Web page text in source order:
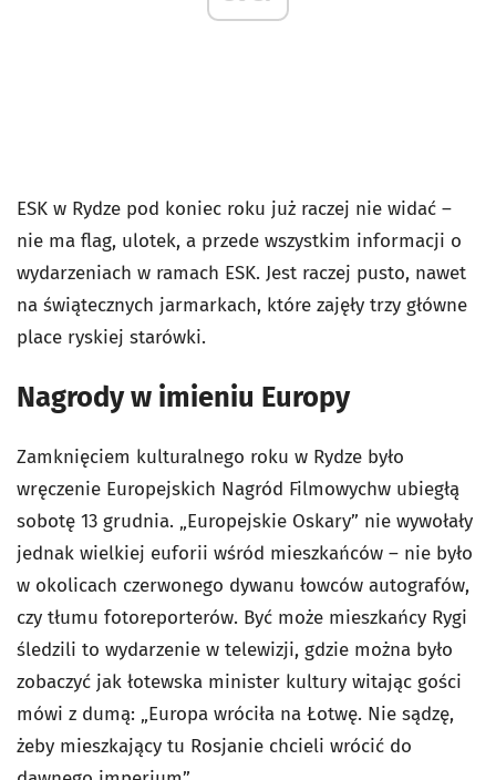
ESK w Rydze pod koniec roku już raczej nie widać –
nie ma flag, ulotek, a przede wszystkim informacji o
wydarzeniach w ramach ESK. Jest raczej pusto, nawet
na świątecznych jarmarkach, które zajęły trzy główne
place ryskiej starówki.
Nagrody w imieniu Europy
Zamknięciem kulturalnego roku w Rydze było
wręczenie Europejskich Nagród Filmowychw ubiegłą
sobotę 13 grudnia. „Europejskie Oskary” nie wywołały
jednak wielkiej euforii wśród mieszkańców – nie było
w okolicach czerwonego dywanu łowców autografów,
czy tłumu fotoreporterów. Być może mieszkańcy Rygi
śledzili to wydarzenie w telewizji, gdzie można było
zobaczyć jak łotewska minister kultury witając gości
mówi z dumą: „Europa wróciła na Łotwę. Nie sądzę,
żeby mieszkający tu Rosjanie chcieli wrócić do